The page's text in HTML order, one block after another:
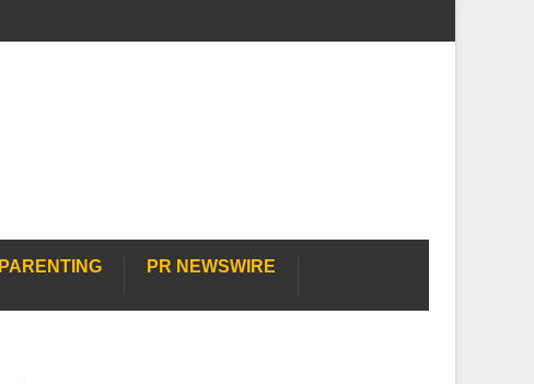
PARENTING PR NEWSWIRE